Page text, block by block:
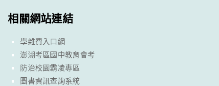
相關網站連結
學雜費入口網
澎湖考區國中教育會考
防治校園霸凌專區
圖書資訊查詢系統